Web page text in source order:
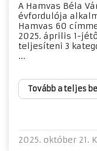
A Hamvas Béla
évfordulója
Hamvas 60
2025. április 1-
teljesíteni 3
...
Tovább a teljes
2025. október 21.